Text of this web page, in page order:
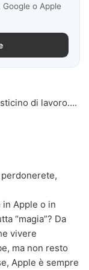
o Apple
di lavoro….
in Apple o in
“magia”? Da
vivere
ma non resto
Apple è sempre